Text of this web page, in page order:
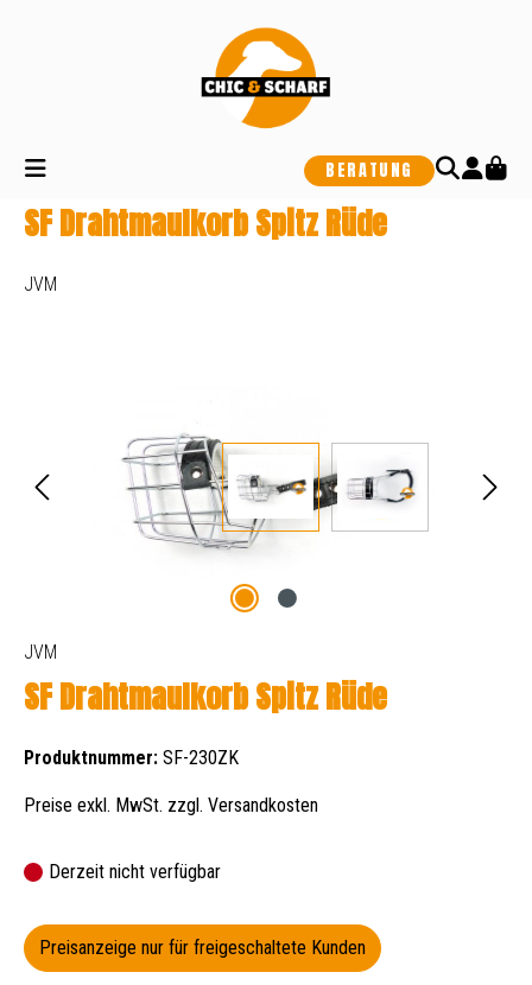
BERATUNG
SF Drahtmaulkorb Spitz Rüde
JVM
JVM
SF Drahtmaulkorb Spitz Rüde
Produktnummer: SF-230ZK
Preise exkl. MwSt. zzgl. Versandkosten
Derzeit nicht verfügbar
Preisanzeige nur für freigeschaltete Kunden